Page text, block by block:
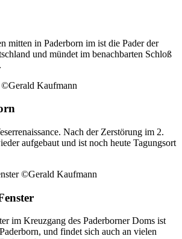
mitten in Paderborn im ist die Pader der
und mündet im benachbarten Schloß
Nach der Zerstörung im 2.
aufgebaut und ist noch heute Tagungsort
im Kreuzgang des Paderborner Doms ist
und findet sich auch an vielen